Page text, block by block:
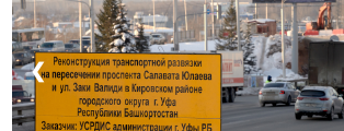
❮